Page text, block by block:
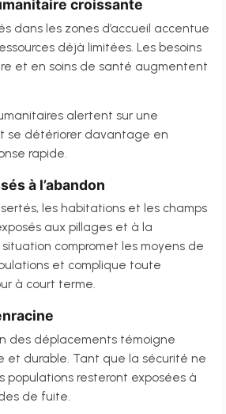
croissante
dans les zones d’accueil accentue
déjà limitées. Les besoins
et en soins de santé augmentent
alertent sur une
se détériorer davantage en
rapide.
à l’abandon
les habitations et les champs
aux pillages et à la
compromet les moyens de
et complique toute
à court terme.
des déplacements témoigne
et durable. Tant que la sécurité ne
populations resteront exposées à
de fuite.